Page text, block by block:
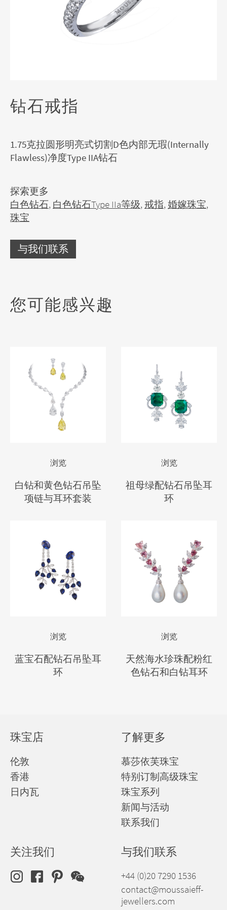
钻石戒指
1.75克拉圆形明亮式切割D色内部无瑕(Internally
Flawless)净度Type IIA钻石
探索更多
白色钻石, 白色钻石Type IIa等级, 戒指, 婚嫁珠宝,
珠宝
与我们联系
您可能感兴趣
浏览
白钻和黄色钻石吊坠
项链与耳环套装
浏览
祖母绿配钻石吊坠耳
环
浏览
蓝宝石配钻石吊坠耳
环
浏览
天然海水珍珠配粉红
色钻石和白钻耳环
珠宝店
伦敦
香港
日内瓦
了解更多
慕莎依芙珠宝
特别订制高级珠宝
珠宝系列
新闻与活动
联系我们
关注我们 与我们联系
+44 (0)20 7290 1536
contact@moussaieff-
jewellers.com